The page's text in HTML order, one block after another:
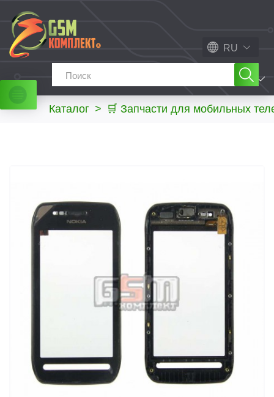
RU
МЕНЮ
Каталог > 🛒 Запчасти для мобильных